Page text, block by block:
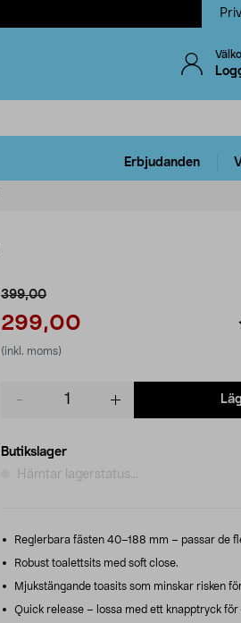
Erbjudanden
399,00
299,00
(inkl. moms)
Butikslager
Hämtar lagerstatus...
Reglerbara fästen 40–188 mm – passar de
Robust toalettsits med soft close.
Mjukstängande toasits som minskar risken
Quick release – lossa med ett knapptryck för